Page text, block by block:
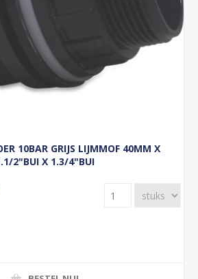
10BAR GRIJS LIJMMOF 40MM X
2"BUI X 1.3/4"BUI